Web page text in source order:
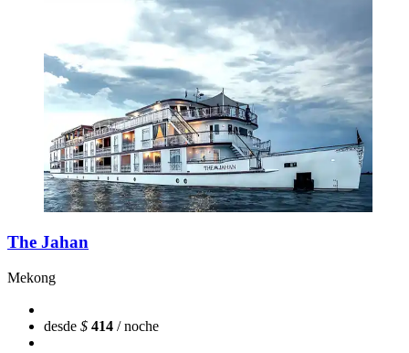
The Jahan
Mekong
desde $ 414 / noche